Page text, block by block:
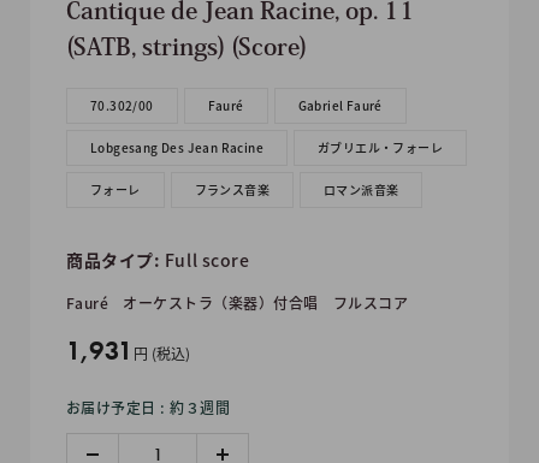
Cantique de Jean Racine, op. 11
(SATB, strings) (Score)
70.302/00 Fauré Gabriel Fauré
Lobgesang Des Jean Racine ガブリエル・フォーレ
フォーレ フランス音楽 ロマン派音楽
商品タイプ: Full score
Fauré オーケストラ（楽器）付合唱 フルスコア
販
価
格
1,931 円 (税込)
お届け予定日 : 約３週間